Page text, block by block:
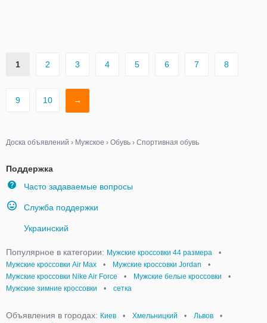
1 2 3 4 5 6 7 8
9 10 →
Доска объявлений › Мужское › Обувь › Спортивная обувь
Поддержка
Часто задаваемые вопросы
Служба поддержки
Украинский
Популярное в категории: Мужские кроссовки 44 размера
•
Мужские кроссовки Air Max
• Мужские кроссовки Jordan
•
Мужские кроссовки Nike Air Force
• Мужские белые кроссовки
•
Мужские зимние кроссовки
• сетка
Объявления в городах: Киев • Хмельницкий • Львов
•